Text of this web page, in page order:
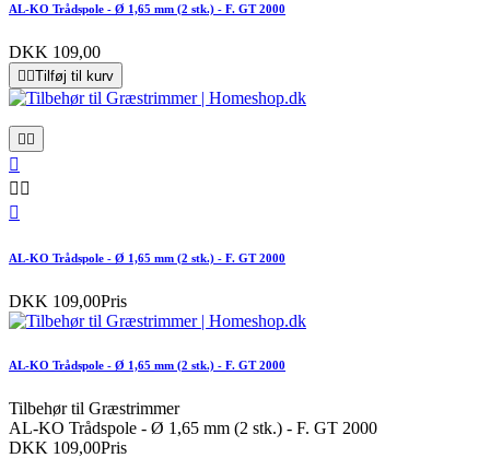
AL-KO Trådspole - Ø 1,65 mm (2 stk.) - F. GT 2000
DKK 109,00
Tilføj til kurv


 

AL-KO Trådspole - Ø 1,65 mm (2 stk.) - F. GT 2000
DKK 109,00Pris
AL-KO Trådspole - Ø 1,65 mm (2 stk.) - F. GT 2000
Tilbehør til Græstrimmer
AL-KO Trådspole - Ø 1,65 mm (2 stk.) - F. GT 2000
DKK 109,00Pris